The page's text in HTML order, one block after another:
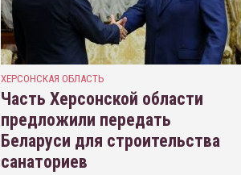
ХЕРСОНСКАЯ ОБЛАСТЬ
Часть Херсонской области
предложили передать
Беларуси для строительства
санаториев